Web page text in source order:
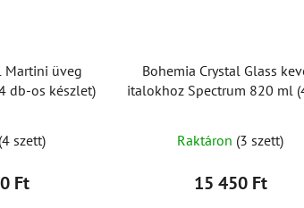
Martini üveg
db-os készlet)
(4 szett)
Ft
Bohemia Crystal Glass
italokhoz Spectrum 820 ml
Raktáron (3 szett)
15 450 Ft